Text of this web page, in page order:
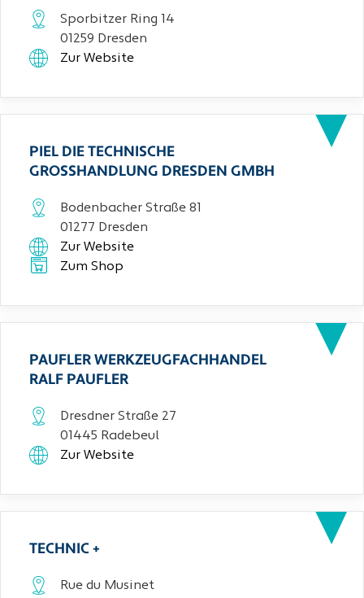
Sporbitzer Ring 14
01259 Dresden
Zur Website
PIEL DIE TECHNISCHE
GROSSHANDLUNG DRESDEN GMBH
Bodenbacher Straße 81
01277 Dresden
Zur Website
Zum Shop
PAUFLER WERKZEUGFACHHANDEL
RALF PAUFLER
Dresdner Straße 27
01445 Radebeul
Zur Website
TECHNIC +
Rue du Musinet